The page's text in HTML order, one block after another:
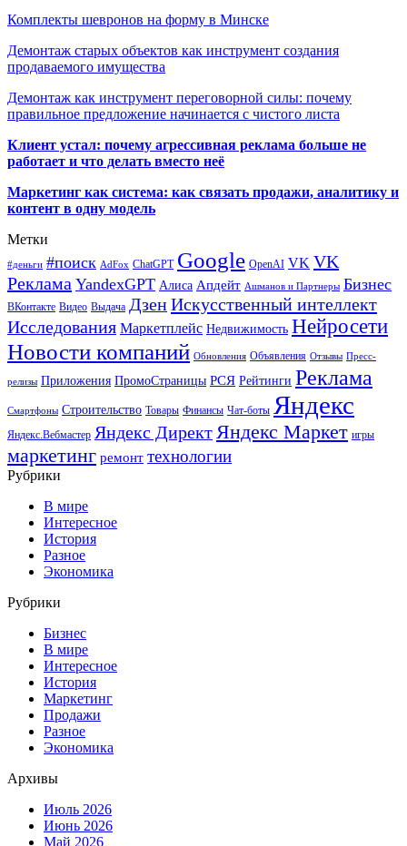
Комплекты шевронов на форму в Минске
Демонтаж старых объектов как инструмент создания
продаваемого имущества
Демонтаж как инструмент переговорной силы: почему
правильное предложение начинается с чистого листа
Клиент устал: почему агрессивная реклама больше не
работает и что делать вместо неё
Маркетинг как система: как связать продажи, аналитику и
контент в одну модель
Метки
#деньги #поиск AdFox ChatGPT Google OpenAI VK VK
Реклама YandexGPT Алиса Апдейт Ашманов и Партнеры Бизнес
ВКонтакте Видео Выдача ДзенИскусственный интеллект
Исследования Маркетплейс Недвижимость Нейросети
Новости компаний Обновления Объявления Отзывы Пресс-
релизы Приложения ПромоСтраницы РСЯ Рейтинги Реклама
Смартфоны Строительство Товары Финансы Чат-боты Яндекс
Яндекс.Вебмастер Яндекс Директ Яндекс Маркет игры
маркетинг ремонт технологии
Рубрики
В мире
Интересное
История
Разное
Экономика
Рубрики
Бизнес
В мире
Интересное
История
Маркетинг
Продажи
Разное
Экономика
Архивы
Июль 2026
Июнь 2026
Май 2026